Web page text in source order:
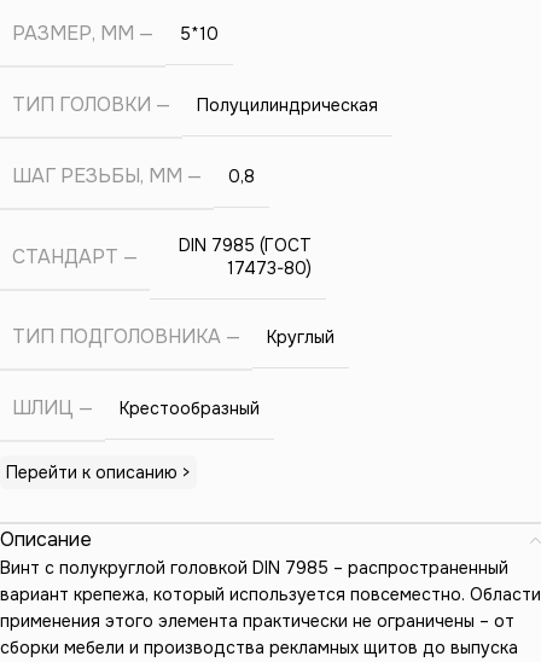
РАЗМЕР, ММ 5*10
ТИП ГОЛОВКИ Полуцилиндрическая
ШАГ РЕЗЬБЫ, ММ 0,8
СТАНДАРТ
DIN 7985 (ГОСТ
17473-80)
ТИП ПОДГОЛОВНИКА Круглый
ШЛИЦ Крестообразный
Перейти к описанию >
Описание
Винт с полукруглой головкой DIN 7985 – распространенный
вариант крепежа, который используется повсеместно. Области
применения этого элемента практически не ограничены – от
сборки мебели и производства рекламных щитов до выпуска